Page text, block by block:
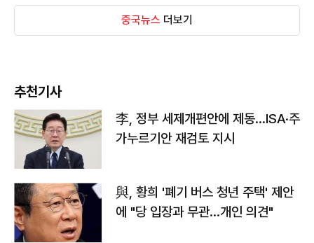
중국뉴스 더보기
추천기사
李, 정부 세제개편안에 제동…ISA·주
가누르기안 재검토 지시
與, 황희 '폐기 버스 청년 주택' 제안
에 "당 입장과 무관…개인 의견"